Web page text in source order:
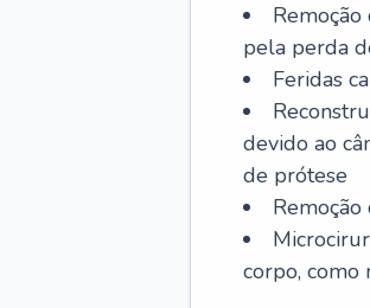
pela perda
Feridas
devido ao
de prótese
corpo, como